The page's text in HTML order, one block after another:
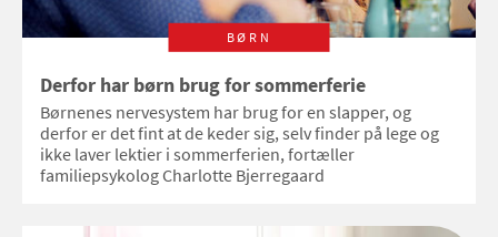
BØRN
Derfor har børn brug for sommerferie
Børnenes nervesystem har brug for en slapper, og
derfor er det fint at de keder sig, selv finder på lege og
ikke laver lektier i sommerferien, fortæller
familiepsykolog Charlotte Bjerregaard